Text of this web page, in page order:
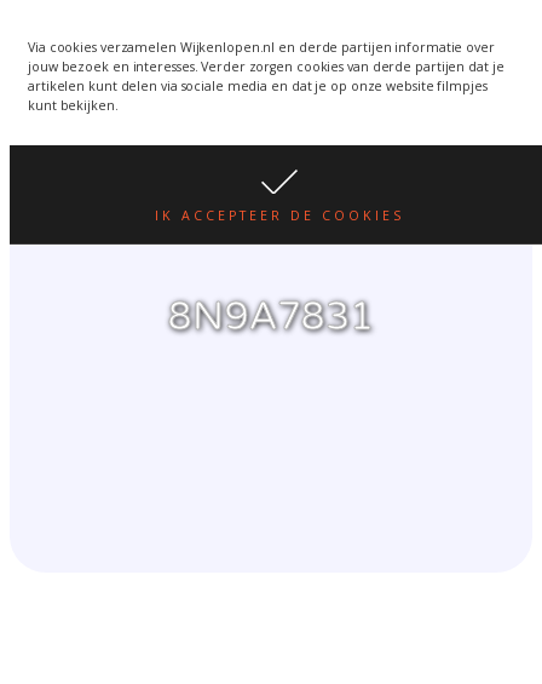
Via cookies verzamelen Wijkenlopen.nl en derde partijen informatie over
jouw bezoek en interesses. Verder zorgen cookies van derde partijen dat je
artikelen kunt delen via sociale media en dat je op onze website filmpjes
kunt bekijken.
IK ACCEPTEER DE COOKIES
wordt een week verplaatst
i.v.m. warmte. lees hier
WIJKENLOPEN.NL
8N9A7831